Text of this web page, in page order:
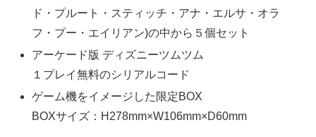
ド・プルート・スティッチ・アナ・エルサ・オラ
フ・プー・エイリアン)の中から５個セット
アーケード版 ディズニーツムツム
１プレイ無料のシリアルコード
ゲーム機をイメージした限定BOX
BOXサイズ：H278mm×W106mm×D60mm